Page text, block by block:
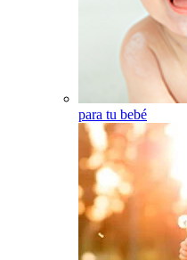
para tu bebé